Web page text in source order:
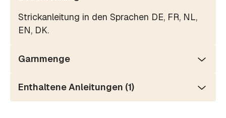
Strickanleitung in den Sprachen DE, FR, NL,
EN, DK.
Garnmenge
Enthaltene Anleitungen (1)